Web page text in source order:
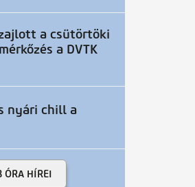
a csütörtöki
a DVTK
nyári chill a
ÓRA HÍREI